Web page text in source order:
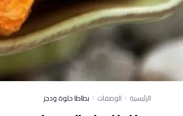
الرئيسية الوصفات بطاطا حلوة ودجز